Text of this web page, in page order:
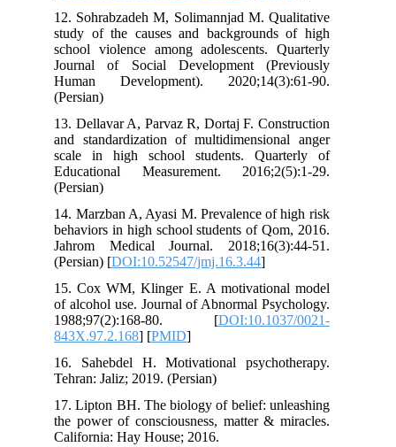
12. Sohrabzadeh M, Solimannjad M.
study of the causes and
school violence among adolescents.
Journal of Social Development
Human Development).
13. Dellavar A, Parvaz R, Dortaj F.
and standardization of
scale in high school students.
Educational Measurement.
14. Marzban A, Ayasi M. Prevalence of
behaviors in high school students of
Jahrom Medical Journal.
(Persian) [DOI:10.52547/jmj.16.3.44
15. Cox WM, Klinger E. A
of alcohol use. Journal of Abnormal
1988;97(2):168-80. [
843X.97.2.168
16. Sahebdel H. Motivational
Tehran: Jaliz; 2019. (Persian)
17. Lipton BH. The biology of belief:
the power of consciousness, matter &
California: Hay House; 2016.